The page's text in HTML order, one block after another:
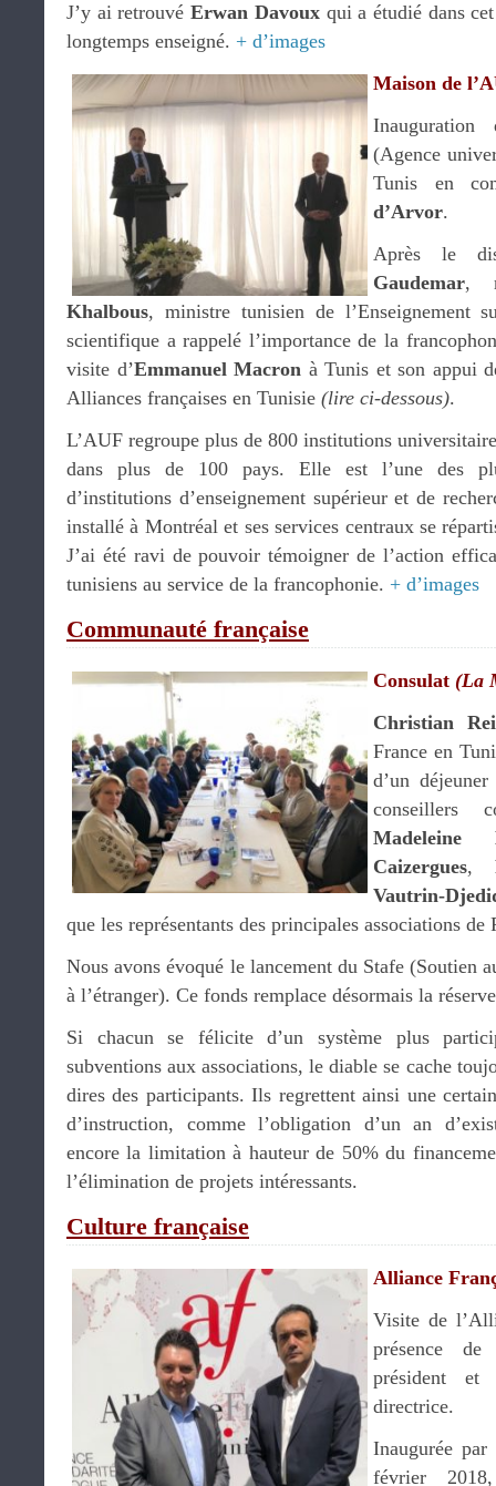
J’y ai retrouvéErwan Davouxqui a étudié dans
longtemps enseigné. + d’images
Maison de
(Agence
Tunis en
d’Arvor.
Après le
Gaudemar,
Khalbous, ministre tunisien de l’Enseignement
scientifique a rappelé l’importance de la
visite d’Emmanuel Macron à Tunis et son appui
Alliances françaises en Tunisie (lire ci-dessous).
L’AUF regroupe plus de 800 institutions
dans plus de 100 pays. Elle est l’une des
d’institutions d’enseignement supérieur et de
installé à Montréal et ses services centraux se
J’ai été ravi de pouvoir témoigner de l’action
tunisiens au service de la francophonie. + d’images
Communauté française
Consulat (La
Christian
France en
d’un
conseillers
Madeleine
Caizergues,
Vautrin-
que les représentants des principales associations de
Nous avons évoqué le lancement du Stafe (Soutien
à l’étranger). Ce fonds remplace désormais la
Si chacun se félicite d’un système plus
subventions aux associations, le diable se cache
dires des participants. Ils regrettent ainsi une
d’instruction, comme l’obligation d’un an
encore la limitation à hauteur de 50% du
l’élimination de projets intéressants.
Culture française
Alliance
Visite de
présence
président
directrice.
Inaugurée par
février